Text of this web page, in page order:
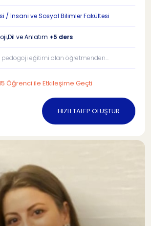
/ İnsani ve Sosyal Bilimler Fakültesi
ve Anlatım +5 ders
eğitimi olan öğretmenden...
Öğrenci ile Etkileşime Geçti
HIZLI TALEP OLUŞTUR